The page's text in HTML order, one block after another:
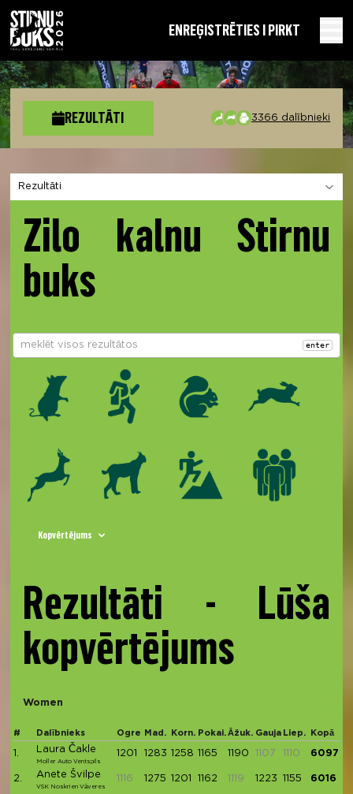
ENREĢISTRĒTIES I PIRKT
REZULTĀTI 3366 dalībnieki
Izvēlies sadaļu
Zilo kalnu Stirnu
buks
enter
Kopvērtējums
Rezultāti - Lūša
kopvērtējums
Women
# Dalībnieks Ogre Mad. Korn. Pokai. Āžuk. Gauja Liep. Kopā
1. Laura Čakle
Moller Auto Ventspils
1201 1283 1258 1165 1190 1107 1110 6097
2. Anete Švilpe
VSK Noskrien Vāveres
1116 1275 1201 1162 1119 1223 1155 6016